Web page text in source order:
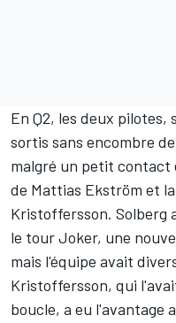
En Q2, les deux
sortis sans encombre
malgré un petit contact
de Mattias Ekström et
Kristoffersson. Solberg
le tour Joker, une
mais l'équipe avait
Kristoffersson, qui
boucle, a eu l'avantage